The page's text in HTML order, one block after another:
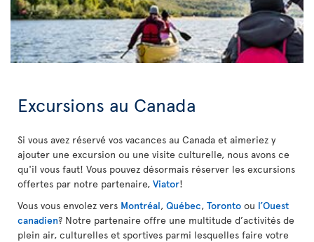
Excursions au Canada
Si vous avez réservé vos vacances au Canada et aimeriez y
ajouter une excursion ou une visite culturelle, nous avons ce
qu'il vous faut! Vous pouvez désormais réserver les excursions
offertes par notre partenaire, Viator!
Vous vous envolez vers Montréal, Québec, Toronto ou l’Ouest
canadien? Notre partenaire offre une multitude d’activités de
plein air, culturelles et sportives parmi lesquelles faire votre